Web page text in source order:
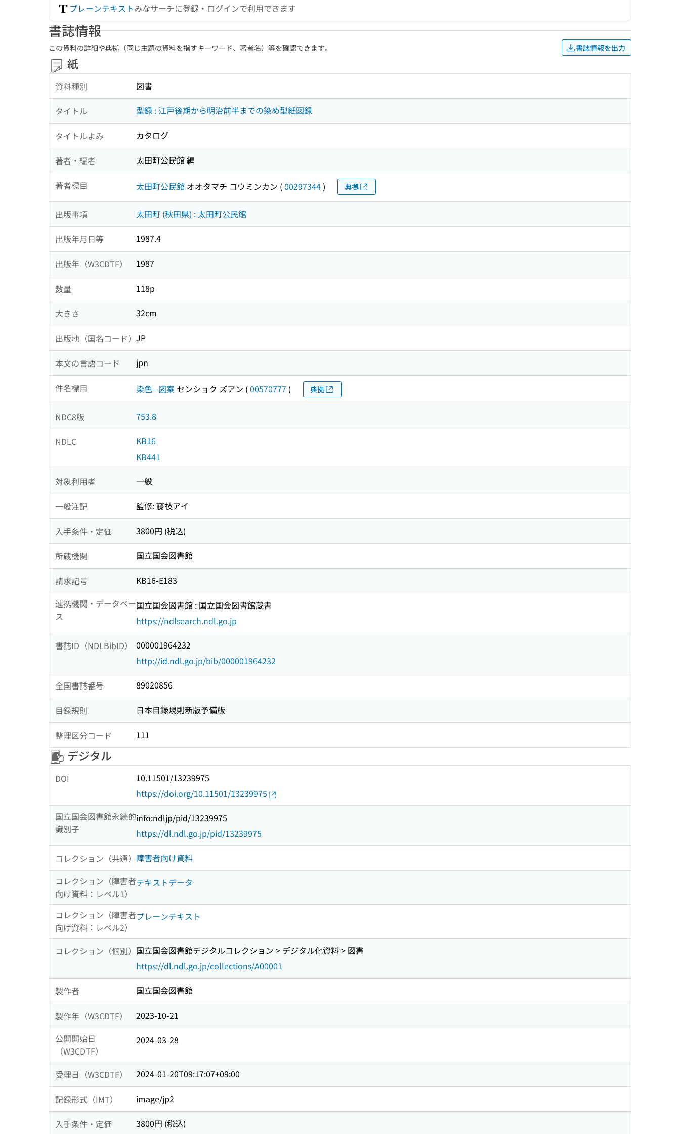
プレーンテキストみなサーチに登録・ログインで利用できます
書誌情報
この資料の詳細や典拠（同じ主題の資料を指すキーワード、著者名）等を確認できます。 書誌情報を出力
紙
資料種別 図書
タイトル 型録 : 江戸後期から明治前半までの染め型紙図録
タイトルよみ カタログ
著者・編者 太田町公民館 編
著者標目 太田町公民館 オオタマチ コウミンカン (00297344) 典拠
出版事項 太田町 (秋田県) : 太田町公民館
出版年月日等 1987.4
出版年（W3CDTF） 1987
数量 118p
大きさ 32cm
出版地（国名コード） JP
本文の言語コード jpn
件名標目 染色--図案 センショク ズアン (00570777 ) 典拠
NDC8版 753.8
NDLC
KB16
KB441
対象利用者 一般
一般注記 監修: 藤枝アイ
入手条件・定価 3800円 (税込)
所蔵機関 国立国会図書館
請求記号
KB16-E183
連携機関・データベー
ス
国立国会図書館 : 国立国会図書館蔵書
https://ndlsearch.ndl.go.jp
書誌ID（NDLBibID）
000001964232
http://id.ndl.go.jp/bib/000001964232
全国書誌番号 89020856
目録規則 日本目録規則新版予備版
整理区分コード 111
デジタル
DOI
10.11501/13239975
https://doi.org/10.11501/13239975
国立国会図書館永続的
識別子
info:ndljp/pid/13239975
https://dl.ndl.go.jp/pid/13239975
コレクション（共通） 障害者向け資料
コレクション（障害者
向け資料：レベル1）
テキストデータ
コレクション（障害者
向け資料：レベル2）
プレーンテキスト
コレクション（個別） 国立国会図書館デジタルコレクション > デジタル化資料 > 図書
https://dl.ndl.go.jp/collections/A00001
製作者 国立国会図書館
製作年（W3CDTF）
2023-10-21
公開開始日
（W3CDTF）
2024-03-28
受理日（W3CDTF） 2024-01-20T09:17:07+09:00
記録形式（IMT） image/jp2
入手条件・定価 3800円 (税込)